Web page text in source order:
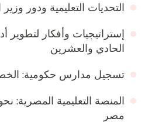
التحديات التعليمية ودور
إستراتيجيات وأفكار لتطوير
الحادي والعشرين
تسجيل مدارس حكومية:
المنصة التعليمية المصرية:
مصر